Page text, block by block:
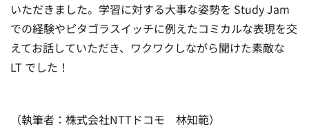
いただきました。学習に対する大事な姿勢を Study Jam
での経験やピタゴラスイッチに例えたコミカルな表現を交
えてお話していただき、ワクワクしながら聞けた素敵な
LT でした！
（執筆者：株式会社NTTドコモ 林知範）